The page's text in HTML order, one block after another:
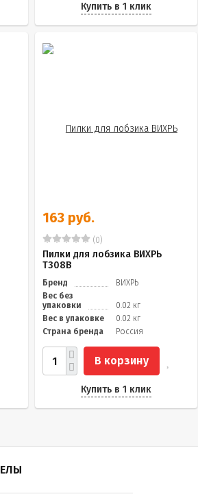
Купить в 1 клик
163 руб.
(0)
Пилки для лобзика ВИХРЬ
Т308В
Бренд
ВИХРЬ
Вес без
упаковки
0.02 кг
Вес в упаковке
0.02 кг
Страна бренда
Россия
В корзину
Купить в 1 клик